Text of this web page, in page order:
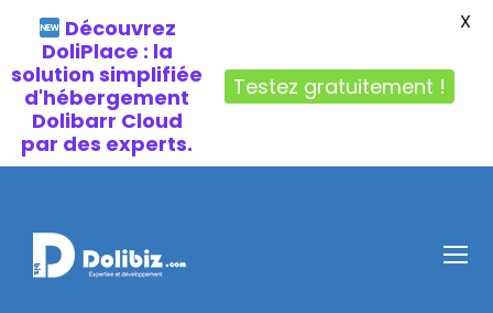
Découvrez
DoliPlace : la
solution simplifiée
d'hébergement
Dolibarr Cloud
par des experts.
Testez gratuitement !
X